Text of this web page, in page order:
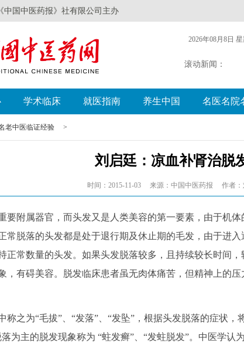
中国中医药报》社有限公司主办
2026年08月8日
滚动新闻：
学术临床 就医指南 养生中国 名医名院
老中医临证经验 >
刘启廷：凉血补肾治脱
时间：2015-11-03 来源：中国中医药报 作者
附属器官，而头发又是人类美容的第一要素，由于机体
常脱落的头发都是处于退行期及休止期的毛发，由于进
正常数量的头发。如果头发脱落较多，且持续较长时间
，有碍美容。脱发临床患者虽无肉体痛苦，但精神上的
之为“毛拔”、“发落”、“发坠”，根据头发脱落的症状，
为主的脱发现象称为 “蛀发癣”、“发蛀脱发”。中医学认